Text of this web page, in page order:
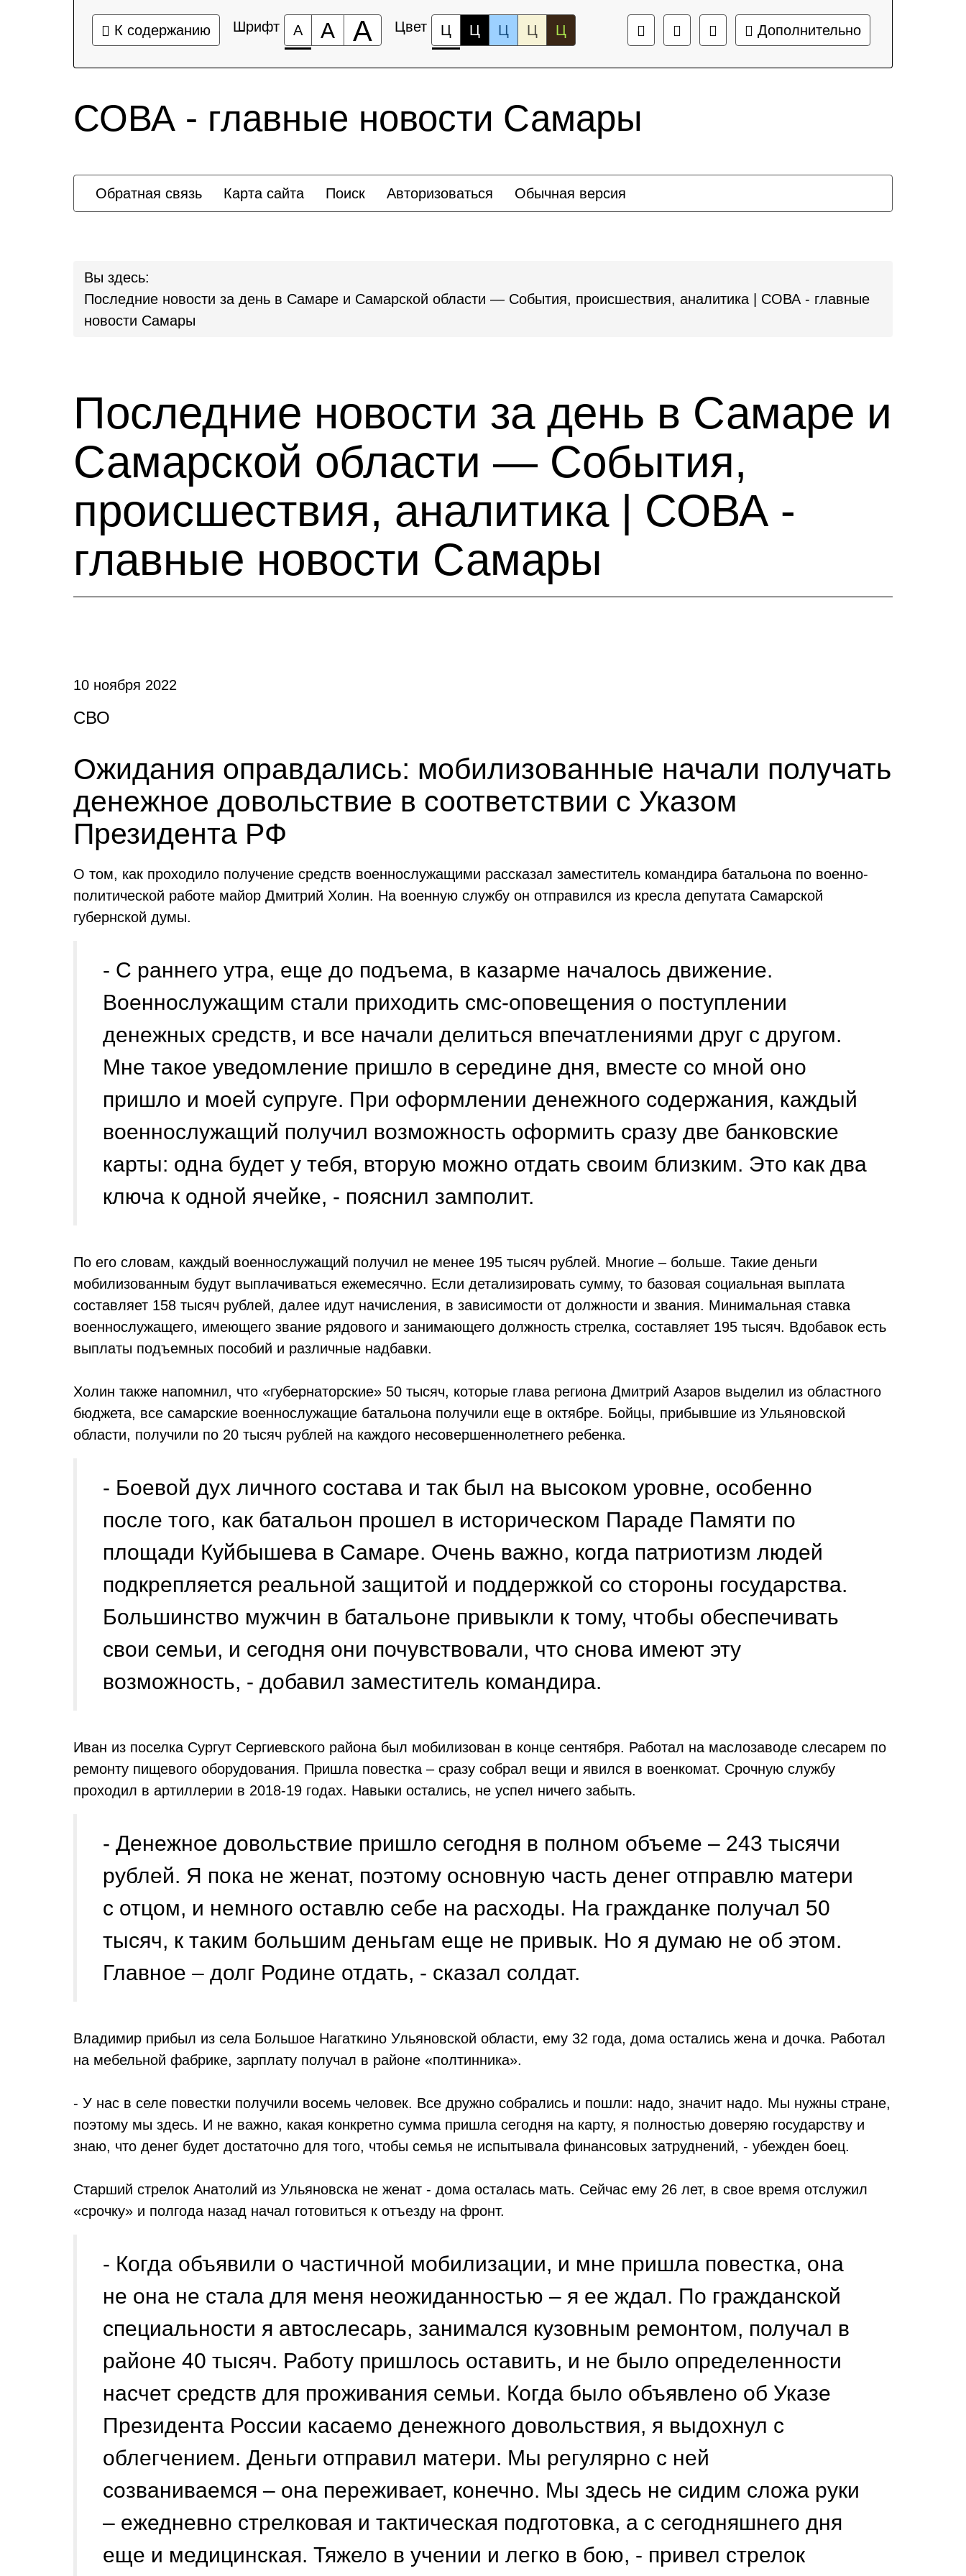
К содержанию Шрифт А А А Цвет Ц Ц Ц Ц Ц Дополнительно
СОВА - главные новости Самары
Обратная связь Карта сайта Поиск Авторизоваться Обычная версия
Вы здесь:
Последние новости за день в Самаре и Самарской области — События, происшествия, аналитика | СОВА - главные
новости Самары
Последние новости за день в Самаре и
Самарской области — События,
происшествия, аналитика | СОВА -
главные новости Самары
10 ноября 2022
СВО
Ожидания оправдались: мобилизованные начали получать
денежное довольствие в соответствии с Указом
Президента РФ
О том, как проходило получение средств военнослужащими рассказал заместитель командира батальона по военно-
политической работе майор Дмитрий Холин. На военную службу он отправился из кресла депутата Самарской
губернской думы.
- С раннего утра, еще до подъема, в казарме началось движение.
Военнослужащим стали приходить смс-оповещения о поступлении
денежных средств, и все начали делиться впечатлениями друг с другом.
Мне такое уведомление пришло в середине дня, вместе со мной оно
пришло и моей супруге. При оформлении денежного содержания, каждый
военнослужащий получил возможность оформить сразу две банковские
карты: одна будет у тебя, вторую можно отдать своим близким. Это как два
ключа к одной ячейке, - пояснил замполит.
По его словам, каждый военнослужащий получил не менее 195 тысяч рублей. Многие – больше. Такие деньги
мобилизованным будут выплачиваться ежемесячно. Если детализировать сумму, то базовая социальная выплата
составляет 158 тысяч рублей, далее идут начисления, в зависимости от должности и звания. Минимальная ставка
военнослужащего, имеющего звание рядового и занимающего должность стрелка, составляет 195 тысяч. Вдобавок есть
выплаты подъемных пособий и различные надбавки.
Холин также напомнил, что «губернаторские» 50 тысяч, которые глава региона Дмитрий Азаров выделил из областного
бюджета, все самарские военнослужащие батальона получили еще в октябре. Бойцы, прибывшие из Ульяновской
области, получили по 20 тысяч рублей на каждого несовершеннолетнего ребенка.
- Боевой дух личного состава и так был на высоком уровне, особенно
после того, как батальон прошел в историческом Параде Памяти по
площади Куйбышева в Самаре. Очень важно, когда патриотизм людей
подкрепляется реальной защитой и поддержкой со стороны государства.
Большинство мужчин в батальоне привыкли к тому, чтобы обеспечивать
свои семьи, и сегодня они почувствовали, что снова имеют эту
возможность, - добавил заместитель командира.
Иван из поселка Сургут Сергиевского района был мобилизован в конце сентября. Работал на маслозаводе слесарем по
ремонту пищевого оборудования. Пришла повестка – сразу собрал вещи и явился в военкомат. Срочную службу
проходил в артиллерии в 2018-19 годах. Навыки остались, не успел ничего забыть.
- Денежное довольствие пришло сегодня в полном объеме – 243 тысячи
рублей. Я пока не женат, поэтому основную часть денег отправлю матери
с отцом, и немного оставлю себе на расходы. На гражданке получал 50
тысяч, к таким большим деньгам еще не привык. Но я думаю не об этом.
Главное – долг Родине отдать, - сказал солдат.
Владимир прибыл из села Большое Нагаткино Ульяновской области, ему 32 года, дома остались жена и дочка. Работал
на мебельной фабрике, зарплату получал в районе «полтинника».
- У нас в селе повестки получили восемь человек. Все дружно собрались и пошли: надо, значит надо. Мы нужны стране,
поэтому мы здесь. И не важно, какая конкретно сумма пришла сегодня на карту, я полностью доверяю государству и
знаю, что денег будет достаточно для того, чтобы семья не испытывала финансовых затруднений, - убежден боец.
Старший стрелок Анатолий из Ульяновска не женат - дома осталась мать. Сейчас ему 26 лет, в свое время отслужил
«срочку» и полгода назад начал готовиться к отъезду на фронт.
- Когда объявили о частичной мобилизации, и мне пришла повестка, она
не она не стала для меня неожиданностью – я ее ждал. По гражданской
специальности я автослесарь, занимался кузовным ремонтом, получал в
районе 40 тысяч. Работу пришлось оставить, и не было определенности
насчет средств для проживания семьи. Когда было объявлено об Указе
Президента России касаемо денежного довольствия, я выдохнул с
облегчением. Деньги отправил матери. Мы регулярно с ней
созваниваемся – она переживает, конечно. Мы здесь не сидим сложа руки
– ежедневно стрелковая и тактическая подготовка, а с сегодняшнего дня
еще и медицинская. Тяжело в учении и легко в бою, - привел стрелок